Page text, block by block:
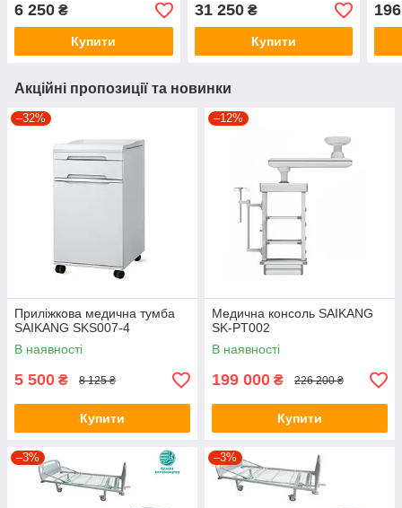
6 250 ₴
Купити
31 250₴
Купити
Акційні пропозиції та новинки
–32%
Приліжкова медична тумба
SAIKANG SKS007-4
В наявності
5 500 ₴ 8 125 ₴
Купити
–12%
Медична консоль SAIKANG
SK-PT002
В наявності
199 000 ₴ 226 200 ₴
Купити
–3% –3%